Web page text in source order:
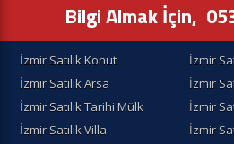
Bilgi Almak İçin,
İzmir Satılık Konut
İzmir
İzmir Satılık Arsa
İzmir
İzmir Satılık Tarihi Mülk
İzmir
İzmir Satılık Villa
İzmir